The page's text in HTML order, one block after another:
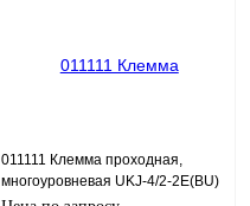
011111 Клемма проходная,
многоуровневая UKJ-4/2-2E(BU)